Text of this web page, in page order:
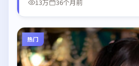
13万
36个月前
热门